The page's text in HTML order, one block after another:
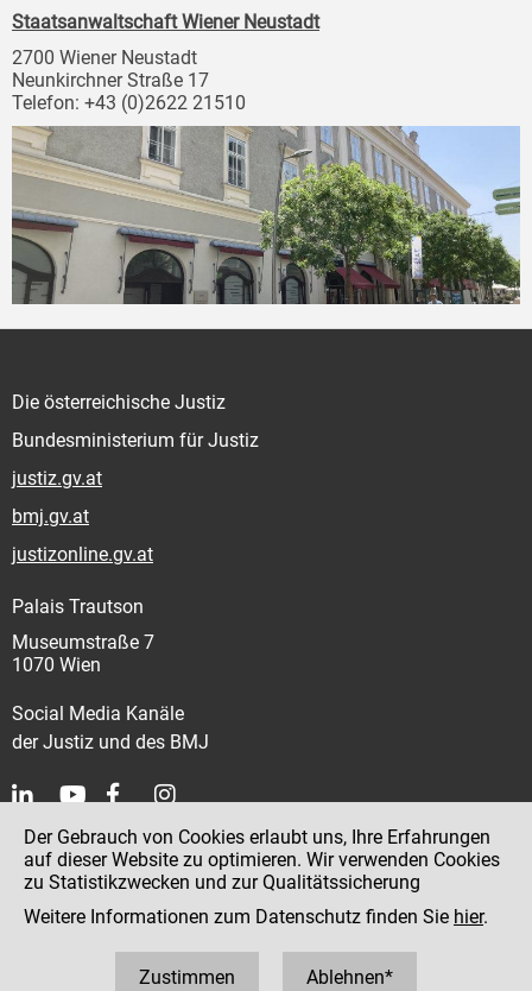
Staatsanwaltschaft Wiener Neustadt
2700 Wiener Neustadt
Neunkirchner Straße 17
Telefon: +43 (0)2622 21510
Die österreichische Justiz
Bundesministerium für Justiz
justiz.gv.at
bmj.gv.at
justizonline.gv.at
Palais Trautson
Museumstraße 7
1070 Wien
Social Media Kanäle
der Justiz und des BMJ
Kontakt
Impressum
Datenschutz
Der Gebrauch von Cookies erlaubt uns, Ihre Erfahrungen
auf dieser Website zu optimieren. Wir verwenden Cookies
zu Statistikzwecken und zur Qualitätssicherung
Weitere Informationen zum Datenschutz finden Sie hier.
Zustimmen Ablehnen*